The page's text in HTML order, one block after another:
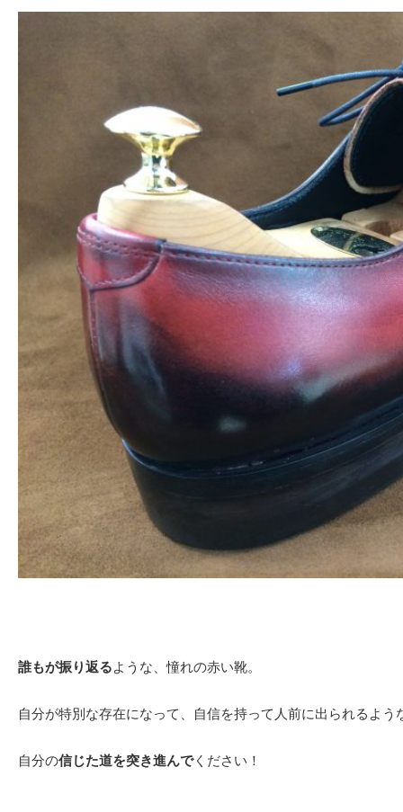
誰もが振り返るような、憧れの赤い靴。
自分が特別な存在になって、自信を持って人前に出られるよ
自分の信じた道を突き進んでください！